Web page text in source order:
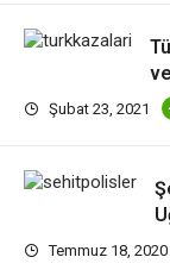
Şubat 23, 2021
Temmuz 18, 2020